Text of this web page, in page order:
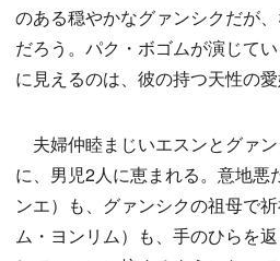
のある穏やかなグァンシクだが
だろう。パク・ボゴムが演じて
に見えるのは、彼の持つ天性の愛
夫婦仲睦まじいエスンとグァ
に、男児2人に恵まれる。意地悪
ンエ）も、グァンシクの祖母で
ム・ヨンリム）も、手のひらを